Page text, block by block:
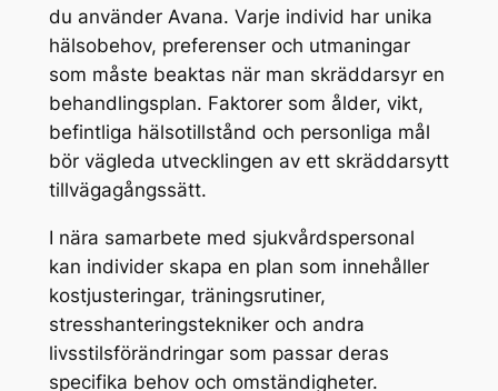
du använder Avana. Varje individ har unika
hälsobehov, preferenser och utmaningar
som måste beaktas när man skräddarsyr en
behandlingsplan. Faktorer som ålder, vikt,
befintliga hälsotillstånd och personliga mål
bör vägleda utvecklingen av ett skräddarsytt
tillvägagångssätt.
I nära samarbete med sjukvårdspersonal
kan individer skapa en plan som innehåller
kostjusteringar, träningsrutiner,
stresshanteringstekniker och andra
livsstilsförändringar som passar deras
specifika behov och omständigheter.